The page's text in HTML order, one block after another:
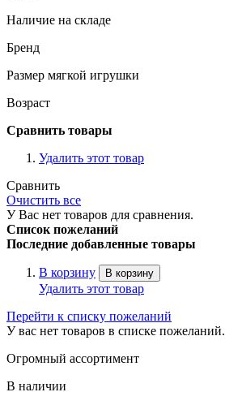
Наличие на складе
Бренд
Размер мягкой игрушки
Возраст
Сравнить товары
Удалить этот товар
Сравнить
Очистить все
У Вас нет товаров для сравнения.
Список пожеланий
Последние добавленные товары
В корзину В корзину
Удалить этот товар
Перейти к списку пожеланий
У вас нет товаров в списке пожеланий.
Огромный ассортимент
В наличии